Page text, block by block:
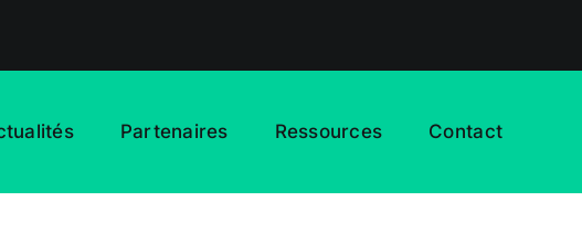
Partenaires Ressources Contact